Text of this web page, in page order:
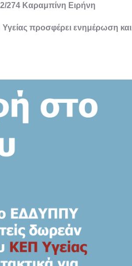
274 Καραμπίνη Ειρήνη
προσφέρει ενημέρωση και